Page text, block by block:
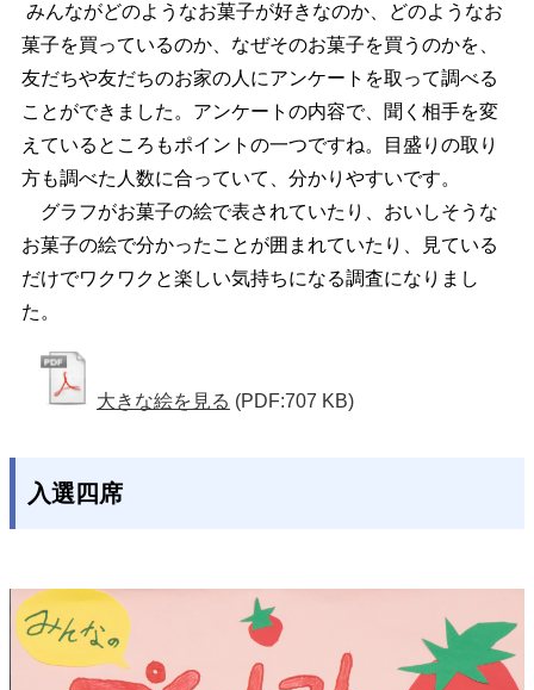
みんながどのようなお菓子が好きなのか、どのようなお
菓子を買っているのか、なぜそのお菓子を買うのかを、
友だちや友だちのお家の人にアンケートを取って調べる
ことができました。アンケートの内容で、聞く相手を変
えているところもポイントの一つですね。目盛りの取り
方も調べた人数に合っていて、分かりやすいです。
グラフがお菓子の絵で表されていたり、おいしそうな
お菓子の絵で分かったことが囲まれていたり、見ている
だけでワクワクと楽しい気持ちになる調査になりまし
た。
大きな絵を見る (PDF:707 KB)
入選四席